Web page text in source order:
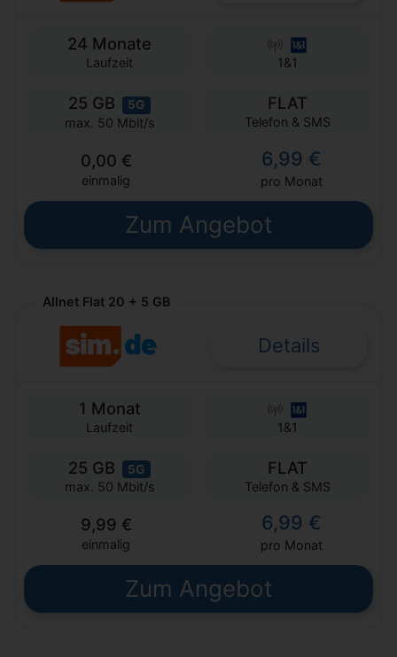
24 Monate
Laufzeit 1&1
25 GB 5G
max. 50 Mbit/s
FLAT
Telefon & SMS
0,00 €
einmalig
6,99 €
pro Monat
Zum Angebot
Allnet Flat 20 + 5 GB
Details
1 Monat
Laufzeit 1&1
25 GB 5G
max. 50 Mbit/s
FLAT
Telefon & SMS
9,99 €
einmalig
6,99 €
pro Monat
Zum Angebot